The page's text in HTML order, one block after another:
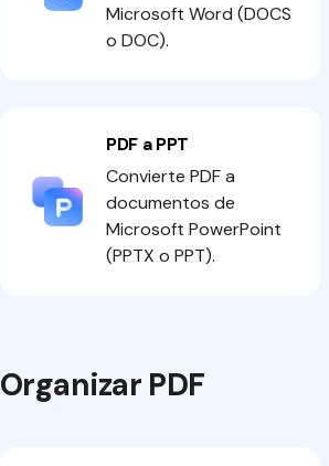
Microsoft Word (DOCS
o DOC).
PDF a PPT
Convierte PDF a
documentos de
Microsoft PowerPoint
(PPTX o PPT).
Organizar PDF